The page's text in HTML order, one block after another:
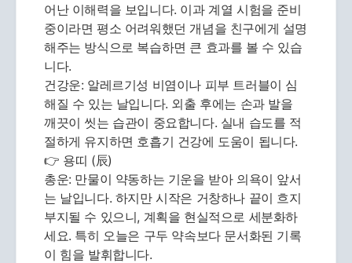
어난 이해력을 보입니다. 이과 계열 시험을 준비
중이라면 평소 어려워했던 개념을 친구에게 설명
해주는 방식으로 복습하면 큰 효과를 볼 수 있습
니다.
건강운: 알레르기성 비염이나 피부 트러블이 심
해질 수 있는 날입니다. 외출 후에는 손과 발을
깨끗이 씻는 습관이 중요합니다. 실내 습도를 적
절하게 유지하면 호흡기 건강에 도움이 됩니다.
👉 용띠 (辰)
총운: 만물이 약동하는 기운을 받아 의욕이 앞서
는 날입니다. 하지만 시작은 거창하나 끝이 흐지
부지될 수 있으니, 계획을 현실적으로 세분화하
세요. 특히 오늘은 구두 약속보다 문서화된 기록
이 힘을 발휘합니다.